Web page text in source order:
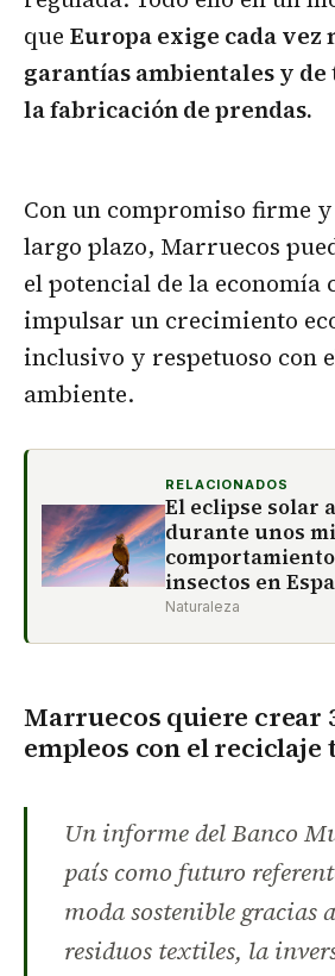
que Europa exige cada vez
garantías ambientales y
la fabricación de prendas.
Con un compromiso firme
largo plazo, Marruecos
el potencial de la
impulsar un crecimiento
inclusivo y respetuoso con
ambiente.
RELACIONADOS
El eclipse solar
durante unos
insectos en
Naturaleza
Marruecos quiere crear
empleos con el reciclaje
Un informe del Banco
país como futuro
moda sostenible gracias
residuos textiles, la